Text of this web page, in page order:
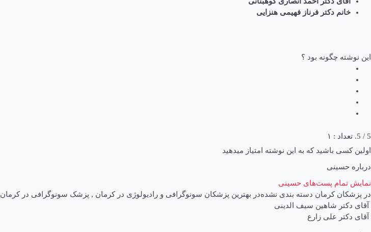
خانم دکتر فرناز فهیمی هنزایی
این نوشته چگونه بود ؟
5 / 5. تعداد :
۱
اولین کسی باشید که به این نوشته امتیاز میدهید
درباره حسینی
نمایش تمام پست‌های حسینی
در پزشکان کرمان دسته بندی نشدهدر بهترین پزشکان سونوگرافی و رادیولوژی در کرمان , پزشک سونوگرافی در کرمان
راهبری
آقای دکتر شاهین سیف الدینی
آقای دکتر علی زارع